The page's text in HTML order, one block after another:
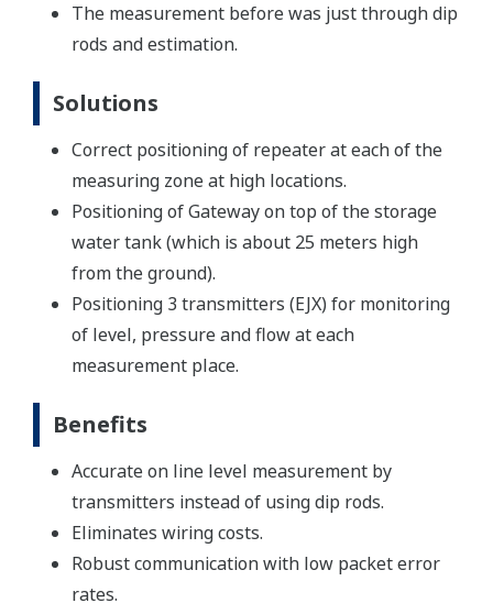
The measurement before was just through dip
rods and estimation.
Solutions
Correct positioning of repeater at each of the
measuring zone at high locations.
Positioning of Gateway on top of the storage
water tank (which is about 25 meters high
from the ground).
Positioning 3 transmitters (EJX) for monitoring
of level, pressure and flow at each
measurement place.
Benefits
Accurate on line level measurement by
transmitters instead of using dip rods.
Eliminates wiring costs.
Robust communication with low packet error
rates.